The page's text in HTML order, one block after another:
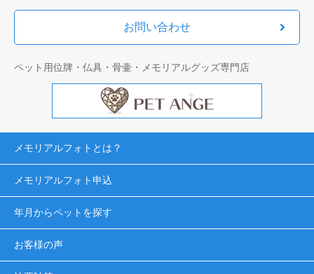
お問い合わせ
ペット用位牌・仏具・骨壷・メモリアルグッズ専門店
メモリアルフォトとは？
メモリアルフォト申込
年月からペットを探す
お客様の声